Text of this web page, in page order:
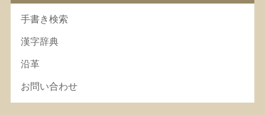
手書き検索
漢字辞典
沿革
お問い合わせ